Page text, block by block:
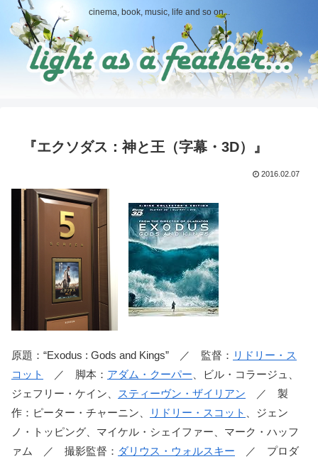
cinema, book, music, life and so on...
『エクソダス：神と王（字幕・3D）』
2016.02.07
原題：“Exodus : Gods and Kings” ／ 監督： リドリー・ス
コット
／ 脚本： アダム・クーパー 、ビル・コラージュ、
ジェフリー・ケイン、
スティーヴン・ザイリアン ／ 製
作：ピーター・チャーニン、
リドリー・スコット
、ジェン
ノ・トッピング、マイケル・シェイファー、マーク・ハッフ
ァム ／ 撮影監督： ダリウス・ウォルスキー ／ プロダ